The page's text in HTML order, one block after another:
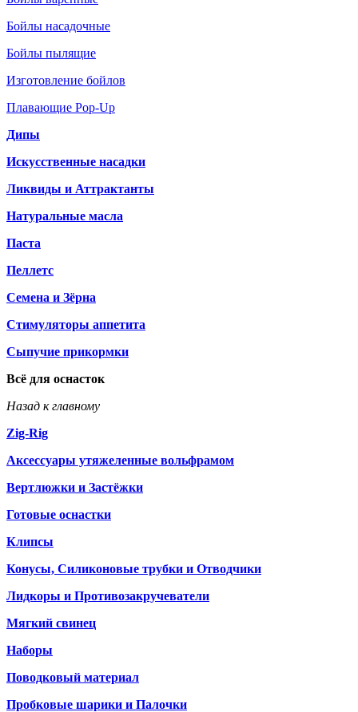
Бойлы насадочные
Бойлы пылящие
Изготовление бойлов
Плавающие Pop-Up
Дипы
Искусственные насадки
Ликвиды и Аттрактанты
Натуральные масла
Паста
Пеллетс
Семена и Зёрна
Стимуляторы аппетита
Сыпучие прикормки
Всё для оснасток
Назад к главному
Zig-Rig
Аксессуары утяжеленные вольфрамом
Вертлюжки и Застёжки
Готовые оснастки
Клипсы
Конусы, Силиконовые трубки и Отводчики
Лидкоры и Противозакручеватели
Мягкий свинец
Наборы
Поводковый материал
Пробковые шарики и Палочки